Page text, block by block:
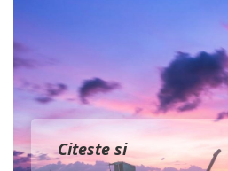
Citeste si